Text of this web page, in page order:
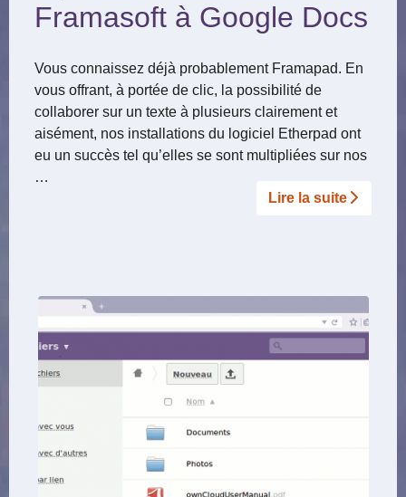
Framasoft à Google Docs
Vous connaissez déjà probablement Framapad. En
vous offrant, à portée de clic, la possibilité de
collaborer sur un texte à plusieurs clairement et
aisément, nos installations du logiciel Etherpad ont
eu un succès tel qu’elles se sont multipliées sur nos
…
Lire la suite­­